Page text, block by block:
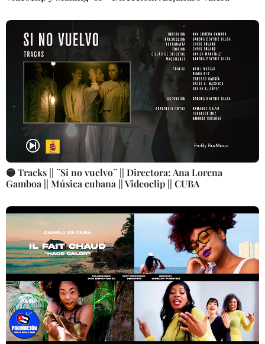
🟡 Tracks || ¨Si no vuelvo¨ || Directora: Ana Lorena
Gamboa || Música cubana || Videoclip || CUBA